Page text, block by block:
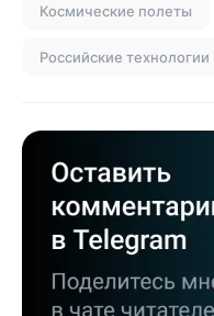
Космические полеты
Российские технологии